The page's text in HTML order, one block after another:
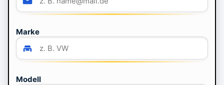
Marke
Modell